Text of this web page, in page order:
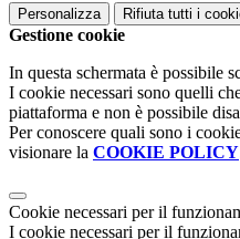
Personalizza Rifiuta tutti i
Gestione cookie
In questa schermata è possibile
I cookie necessari sono quelli
piattaforma e non è possibile
Per conoscere quali sono i
visionare la COOKIE POLICY
Cookie necessari per il
I cookie necessari per il